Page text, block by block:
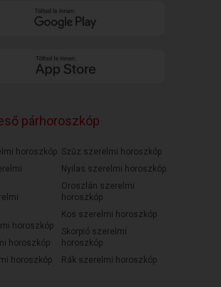
párhoroszkóp
horoszkóp
horoszkóp
horoszkóp
horoszkóp
Szűz szerelmi horoszkóp
Nyilas szerelmi horoszkóp
Oroszlán szerelmi
horoszkóp
Kos szerelmi horoszkóp
Skorpió szerelmi
horoszkóp
Rák szerelmi horoszkóp